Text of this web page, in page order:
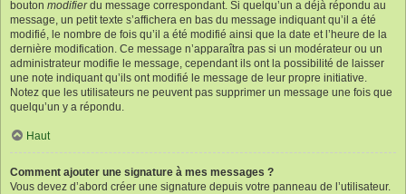
bouton modifierdu message correspondant. Si quelqu’un a déjà répondu au
message, un petit texte s’affichera en bas du message indiquant qu’il a été
modifié, le nombre de fois qu’il a été modifié ainsi que la date et l’heure de la
dernière modification. Ce message n’apparaîtra pas si un modérateur ou un
administrateur modifie le message, cependant ils ont la possibilité de laisser
une note indiquant qu’ils ont modifié le message de leur propre initiative.
Notez que les utilisateurs ne peuvent pas supprimer un message une fois que
quelqu’un y a répondu.
Haut
Comment ajouter une signature à mes messages ?
Vous devez d’abord créer une signature depuis votre panneau de l’utilisateur.